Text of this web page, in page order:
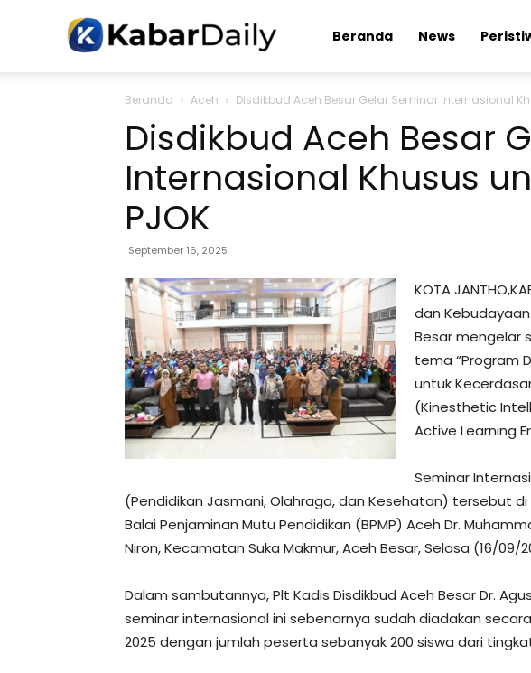
Kabardaily.com
Beranda News
Beranda Aceh Disdikbud Aceh Besar Gelar Seminar Internasional
Disdikbud Aceh Besar
Internasional Khusus
PJOK
September 16, 2025
KOTA
dan
Besar mengelar
tema “Program
untuk
(Kinesthetic
Active Learning
Seminar
(Pendidikan Jasmani, Olahraga, dan Kesehatan) tersebut
Balai Penjaminan Mutu Pendidikan (BPMP) Aceh Dr.
Niron, Kecamatan Suka Makmur, Aceh Besar, Selasa (16/09/
Dalam sambutannya, Plt Kadis Disdikbud Aceh Besar Dr.
seminar internasional ini sebenarnya sudah diadakan
2025 dengan jumlah peserta sebanyak 200 siswa dari tingkat